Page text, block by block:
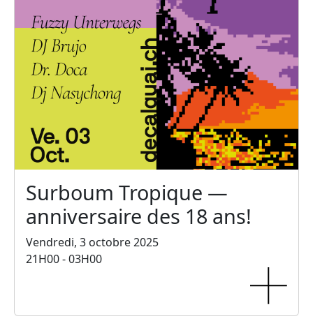
Surboum Tropique —
anniversaire des 18 ans!
Vendredi, 3 octobre 2025
21H00 - 03H00